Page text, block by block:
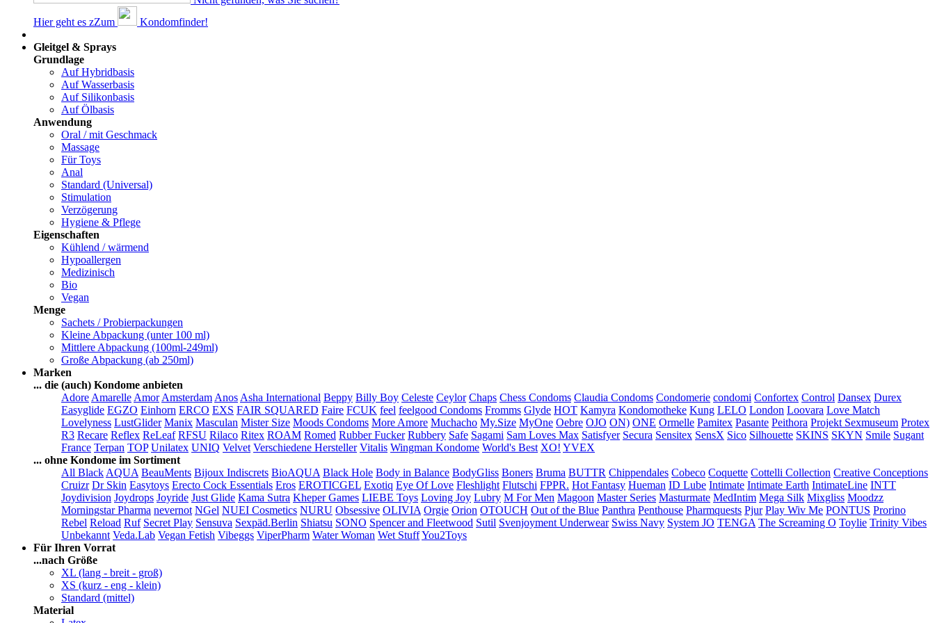
Hier geht es zZum
Kondomfinder!
Gleitgel & Sprays
Grundlage
Auf Hybridbasis
Auf Wasserbasis
Auf Silikonbasis
Auf Ölbasis
Anwendung
Oral / mit Geschmack
Massage
Für Toys
Anal
Standard (Universal)
Stimulation
Verzögerung
Hygiene & Pflege
Eigenschaften
Kühlend / wärmend
Hypoallergen
Medizinisch
Bio
Vegan
Menge
Sachets / Probierpackungen
Kleine Abpackung (unter 100 ml)
Mittlere Abpackung (100ml-249ml)
Große Abpackung (ab 250ml)
Marken
... die (auch) Kondome anbieten
Adore Amarelle Amor Amsterdam Anos Asha International Beppy Billy Boy Celeste Ceylor Chaps Chess Condoms Claudia Condoms Condomerie condomi Confortex Control Dansex Durex
Easyglide EGZO Einhorn ERCO EXS FAIR SQUARED Faire FCUK feel feelgood Condoms Fromms Glyde HOT Kamyra Kondomotheke Kung LELO London Loovara Love Match
Lovelyness LustGlider Manix Masculan Mister Size Moods Condoms More Amore Muchacho My.Size MyOne Oebre OJO ON) ONE Ormelle Pamitex Pasante Peithora Projekt Sexmuseum Protex
R3 Recare Reflex ReLeaf RFSU Rilaco Ritex ROAM Romed Rubber Fucker Rubbery Safe Sagami Sam Loves Max Satisfyer Secura Sensitex SensX Sico Silhouette SKINS SKYN Smile Sugant
France Terpan TOP Unilatex UNIQ Velvet Verschiedene Hersteller Vitalis Wingman Kondome World's Best XO! YVEX
... ohne Kondome im Sortiment
All Black AQUA BeauMents Bijoux Indiscrets BioAQUA Black Hole Body in Balance BodyGliss Boners Bruma BUTTR Chippendales Cobeco Coquette Cottelli Collection Creative Conceptions
Cruizr Dr Skin Easytoys Erecto Cock Essentials Eros EROTICGEL Exotiq Eye Of Love Fleshlight Flutschi FPPR. Hot Fantasy Hueman ID Lube Intimate Intimate Earth IntimateLine INTT
Joydivision Joydrops Joyride Just Glide Kama Sutra Kheper Games LIEBE Toys Loving Joy Lubry M For Men Magoon Master Series Masturmate MedIntim Mega Silk Mixgliss Moodzz
Morningstar Pharma nevernot NGel NUEI Cosmetics NURU Obsessive OLIVIA Orgie Orion OTOUCH Out of the Blue Panthra Penthouse Pharmquests Pjur Play Wiv Me PONTUS Prorino
Rebel Reload Ruf Secret Play Sensuva Sexpäd.Berlin Shiatsu SONO Spencer and Fleetwood Sutil Svenjoyment Underwear Swiss Navy System JO TENGA The Screaming O Toylie Trinity Vibes
Unbekannt Veda.Lab Vegan Fetish Vibeggs ViperPharm Water Woman Wet StuffYou2Toys
Für Ihren Vorrat
...nach Größe
XL (lang - breit - groß)
XS (kurz - eng - klein)
Standard (mittel)
Material